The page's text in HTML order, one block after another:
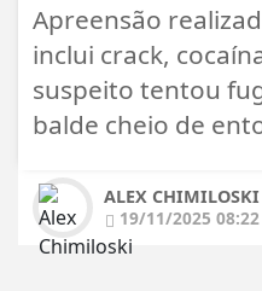
Apreensão
inclui crack,
suspeito tentou
balde cheio de
ALEX CHIMILOSKI
19/11/2025 08:22